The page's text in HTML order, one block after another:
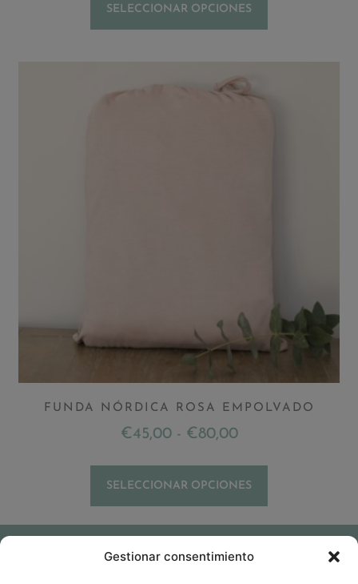
Gestionar consentimiento
SELECCIONAR OPCIONES
FUNDA NÓRDICA ROSA EMPOLVADO
€45,00 - €80,00
SELECCIONAR OPCIONES